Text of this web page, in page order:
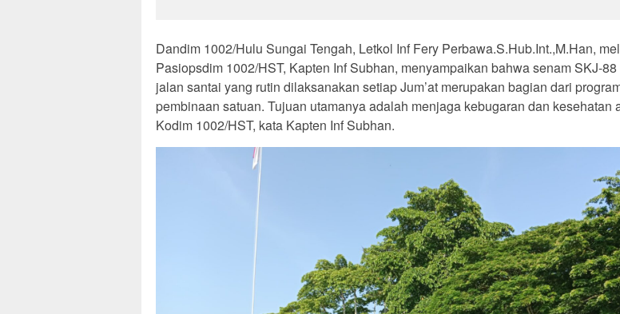
Dandim 1002/Hulu Sungai Tengah, Letkol Inf Fery Perbawa.S.Hub.Int.,M.Han,
Pasiopsdim 1002/HST, Kapten Inf Subhan, menyampaikan bahwa senam SKJ-88
jalan santai yang rutin dilaksanakan setiap Jum’at merupakan bagian dari
pembinaan satuan. Tujuan utamanya adalah menjaga kebugaran dan kesehatan
Kodim 1002/HST, kata Kapten Inf Subhan.